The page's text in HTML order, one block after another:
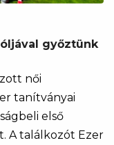
győztünk
női
tanítványai
első
A találkozót Ezer